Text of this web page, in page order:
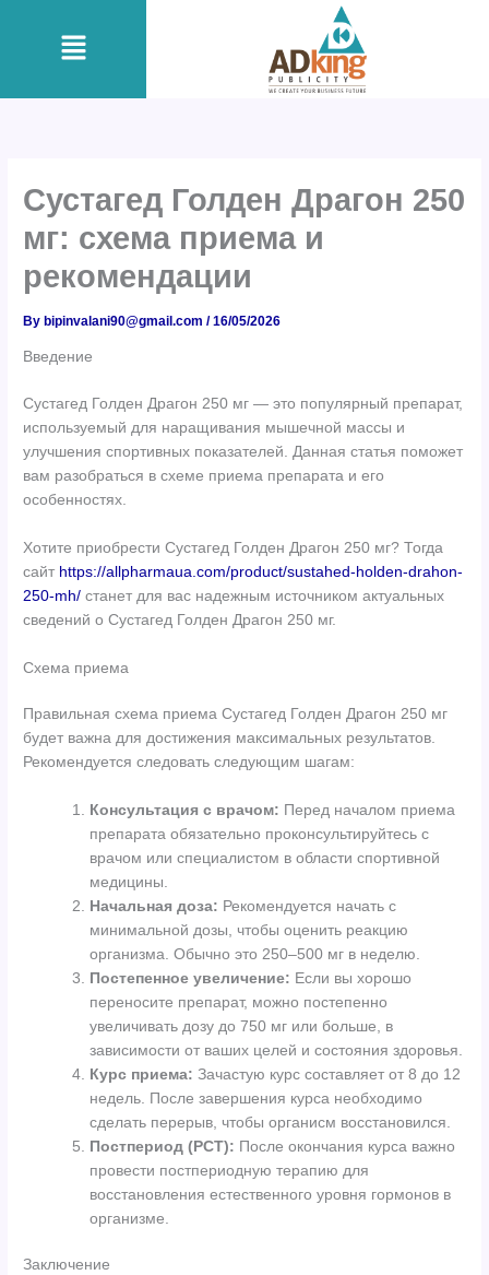
Menu
Сустагед Голден Драгон 250
мг: схема приема и
рекомендации
Bybipinvalani90@gmail.com/16/05/2026
Введение
Сустагед Голден Драгон 250 мг — это популярный препарат,
используемый для наращивания мышечной массы и
улучшения спортивных показателей. Данная статья поможет
вам разобраться в схеме приема препарата и его
особенностях.
Хотите приобрести Сустагед Голден Драгон 250 мг? Тогда
сайт https://allpharmaua.com/product/sustahed-holden-drahon-
250-mh/ станет для вас надежным источником актуальных
сведений о Сустагед Голден Драгон 250 мг.
Схема приема
Правильная схема приема Сустагед Голден Драгон 250 мг
будет важна для достижения максимальных результатов.
Рекомендуется следовать следующим шагам:
Консультация с врачом: Перед началом приема
препарата обязательно проконсультируйтесь с
врачом или специалистом в области спортивной
медицины.
Начальная доза: Рекомендуется начать с
минимальной дозы, чтобы оценить реакцию
организма. Обычно это 250–500 мг в неделю.
Постепенное увеличение: Если вы хорошо
переносите препарат, можно постепенно
увеличивать дозу до 750 мг или больше, в
зависимости от ваших целей и состояния здоровья.
Курс приема: Зачастую курс составляет от 8 до 12
недель. После завершения курса необходимо
сделать перерыв, чтобы органиcм восстановился.
Постпериод (PCT): После окончания курса важно
провести постпериодную терапию для
восстановления естественного уровня гормонов в
организме.
Заключение